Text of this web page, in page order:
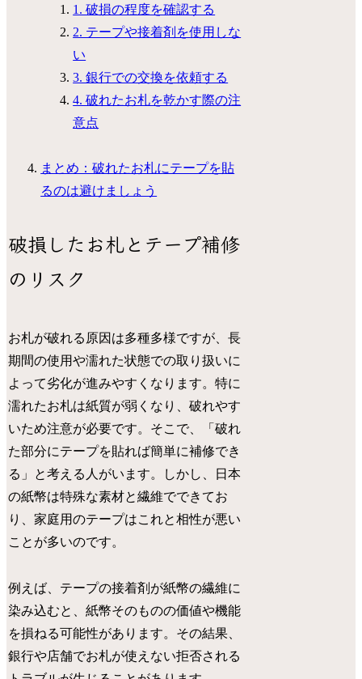
1. 破損の程度を確認する
2. テープや接着剤を使用しな
い
3. 銀行での交換を依頼する
4. 破れたお札を乾かす際の注
意点
まとめ：破れたお札にテープを貼
るのは避けましょう
破損したお札とテープ補修
のリスク
お札が破れる原因は多種多様ですが、長
期間の使用や濡れた状態での取り扱いに
よって劣化が進みやすくなります。特に
濡れたお札は紙質が弱くなり、破れやす
いため注意が必要です。そこで、「破れ
た部分にテープを貼れば簡単に補修でき
る」と考える人がいます。しかし、日本
の紙幣は特殊な素材と繊維でできてお
り、家庭用のテープはこれと相性が悪い
ことが多いのです。
例えば、テープの接着剤が紙幣の繊維に
染み込むと、紙幣そのものの価値や機能
を損ねる可能性があります。その結果、
銀行や店舗でお札が使えない拒否される